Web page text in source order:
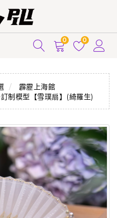
0 0
霹靂上海館
訂制模型【雪璞扇】(綺羅生)